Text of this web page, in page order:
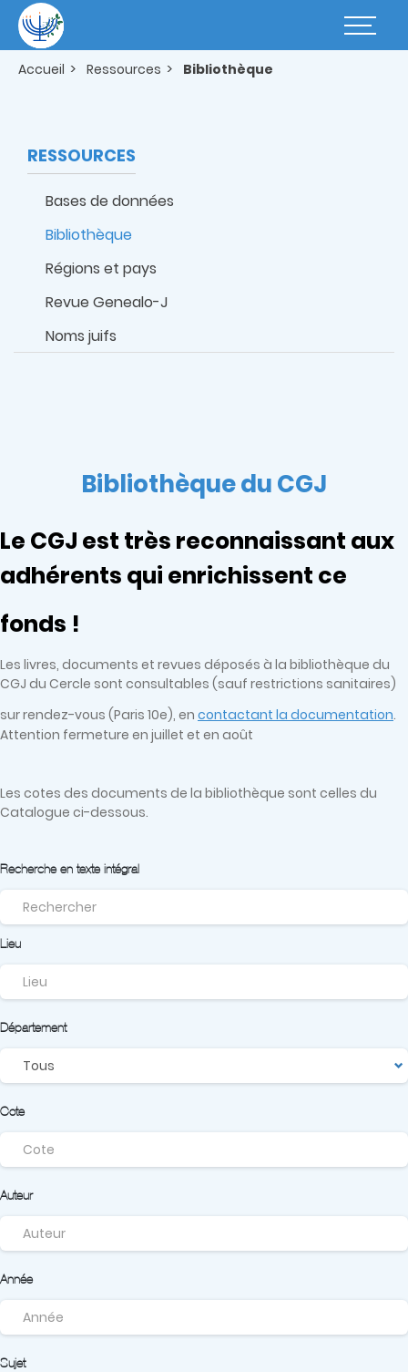
contenu
principal
Basculer
Accueil Ressources Bibliothèque
RESSOURCES
Bases de données
Bibliothèque
Régions et pays
Revue Genealo-J
Noms juifs
Bibliothèque du CGJ
Le CGJ est très reconnaissant aux
adhérents qui enrichissent ce
fonds !
Les livres, documents et revues déposés à la bibliothèque du
CGJ du Cercle sont consultables (sauf restrictions sanitaires)
sur rendez-vous (Paris 10e), en contactant la documentation.
Attention fermeture en juillet et en août
Les cotes des documents de la bibliothèque sont celles du
Catalogue ci-dessous.
Recherche en texte intégral
Lieu
Département
Cote
Auteur
Année
Sujet